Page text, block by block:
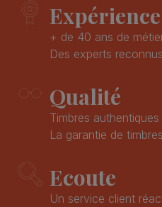
Expérience
+ de 40 ans de
Des experts reconnus
Qualité
Timbres authentiques
La garantie de
Ecoute
Un service client